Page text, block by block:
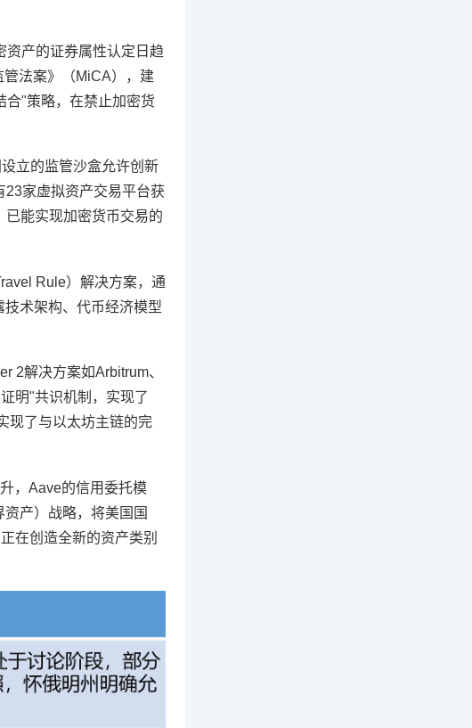
资产的证券属性认定日趋
法案》（MiCA），建
合"策略，在禁止加密货
立的监管沙盒允许创新
家虚拟资产交易平台获
能实现加密货币交易的
Rule）解决方案，通
术架构、代币经济模型
2解决方案如Arbitrum、
明"共识机制，实现了
现了与以太坊主链的完
，Aave的信用委托模
产）战略，将美国国
在创造全新的资产类别